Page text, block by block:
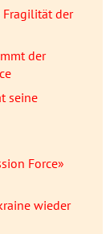
der
der
seine
Force»
wieder